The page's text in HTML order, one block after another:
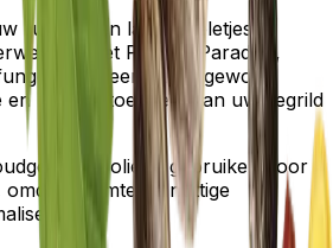
runder- en lamskoteletjes in
met Pepper Paradise,
als een buitengewone
en rijkdom toevoegt aan uw gegrild
olie te gebruiken voor
warmte de nuttige